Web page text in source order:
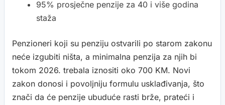
95% prosječne penzije za 40 i više godina
staža
Penzioneri koji su penziju ostvarili po starom zakonu
neće izgubiti ništa, a minimalna penzija za njih bi
tokom 2026. trebala iznositi oko 700 KM. Novi
zakon donosi i povoljniju formulu usklađivanja, što
znači da će penzije ubuduće rasti brže, prateći i